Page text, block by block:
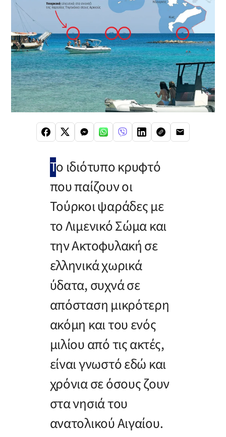
Το ιδιότυπο κρυφτό
που παίζουν οι
Τούρκοι ψαράδες με
το Λιμενικό Σώμα και
την Ακτοφυλακή σε
ελληνικά χωρικά
ύδατα, συχνά σε
απόσταση μικρότερη
ακόμη και του ενός
μιλίου από τις ακτές,
είναι γνωστό εδώ και
χρόνια σε όσους ζουν
στα νησιά του
ανατολικού Αιγαίου.